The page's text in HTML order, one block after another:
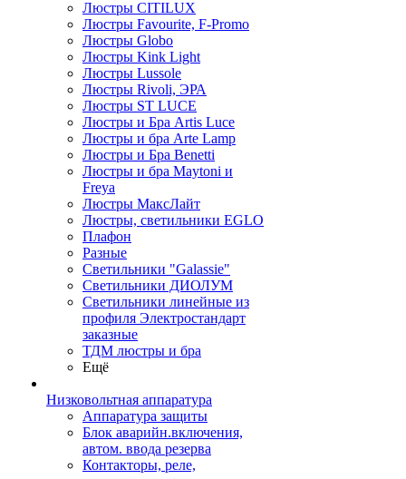
Люстры CITILUX
Люстры Favourite, F-Promo
Люстры Globo
Люстры Kink Light
Люстры Lussole
Люстры Rivoli, ЭРА
Люстры ST LUCE
Люстры и Бра Artis Luce
Люстры и бра Arte Lamp
Люстры и Бра Benetti
Люстры и бра Maytoni и
Freya
Люстры МаксЛайт
Люстры, светильники EGLO
Плафон
Разные
Светильники "Galassie"
Светильники ДИОЛУМ
Светильники линейные из
профиля Электростандарт
заказные
ТДМ люстры и бра
Ещё
Низковольтная аппаратура
Аппаратура защиты
Блок аварийн.включения,
автом. ввода резерва
Контакторы, реле,